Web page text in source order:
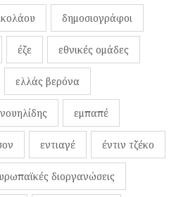
δημοσιογράφοι
έζε εθνικές ομάδες
ελλάς βερόνα
εμπαπέ
εντιαγέ έντιν τζέκο
διοργανώσεις